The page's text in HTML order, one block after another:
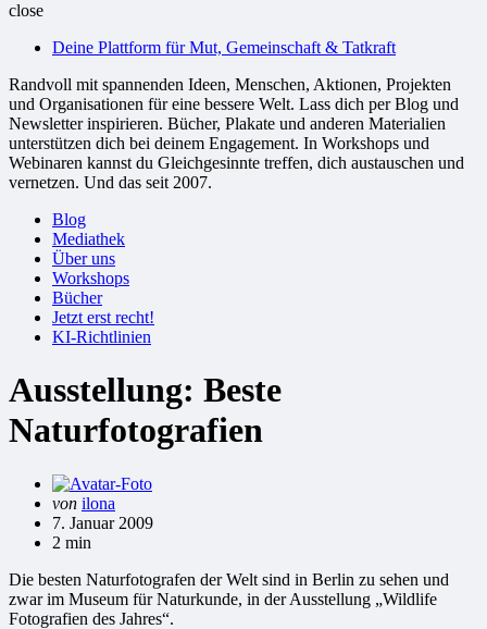
Welt
close
Deine Plattform für Mut, Gemeinschaft & Tatkraft
Randvoll mit spannenden Ideen, Menschen, Aktionen, Projekten
und Organisationen für eine bessere Welt. Lass dich per Blog und
Newsletter inspirieren. Bücher, Plakate und anderen Materialien
unterstützen dich bei deinem Engagement. In Workshops und
Webinaren kannst du Gleichgesinnte treffen, dich austauschen und
vernetzen. Und das seit 2007.
Blog
Mediathek
Über uns
Workshops
Bücher
Jetzt erst recht!
KI-Richtlinien
Ausstellung: Beste
Naturfotografien
Gepostet
von
von ilona
7. Januar 2009
2 min
Die besten Naturfotografen der Welt sind in Berlin zu sehen und
zwar im Museum für Naturkunde, in der Ausstellung „Wildlife
Fotografien des Jahres“.